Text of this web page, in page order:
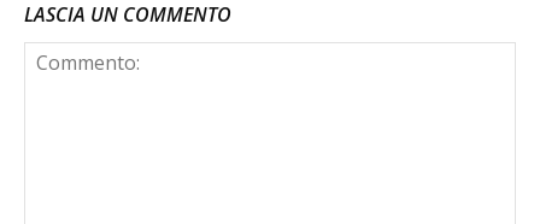
LASCIA UN COMMENTO